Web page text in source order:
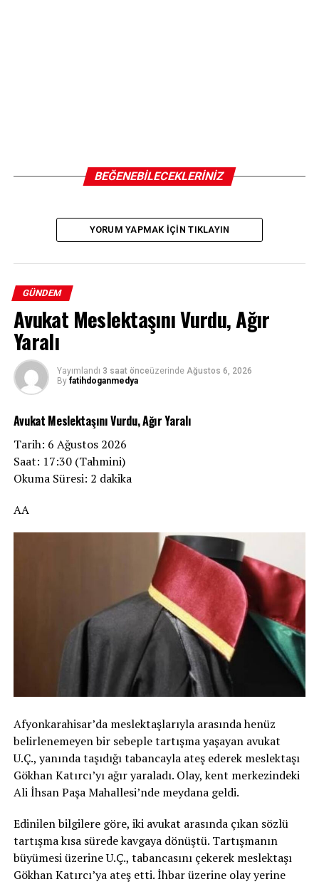
BEĞENEBILECEKLERINIZ
YORUM YAPMAK IÇIN TIKLAYIN
GÜNDEM
Avukat Meslektaşını Vurdu, Ağır
Yaralı
Yayımlandı 3 saat önceüzerinde Ağustos 6, 2026
By fatihdoganmedya
Avukat Meslektaşını Vurdu, Ağır Yaralı
Tarih: 6 Ağustos 2026
Saat: 17:30 (Tahmini)
Okuma Süresi: 2 dakika
AA
Afyonkarahisar’da meslektaşlarıyla arasında henüz
belirlenemeyen bir sebeple tartışma yaşayan avukat
U.Ç., yanında taşıdığı tabancayla ateş ederek meslektaşı
Gökhan Katırcı’yı ağır yaraladı. Olay, kent merkezindeki
Ali İhsan Paşa Mahallesi’nde meydana geldi.
Edinilen bilgilere göre, iki avukat arasında çıkan sözlü
tartışma kısa sürede kavgaya dönüştü. Tartışmanın
büyümesi üzerine U.Ç., tabancasını çekerek meslektaşı
Gökhan Katırcı’ya ateş etti. İhbar üzerine olay yerine